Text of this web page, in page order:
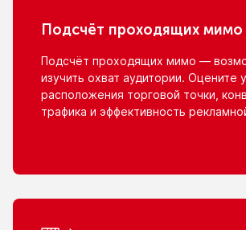
Подсчёт проходящих мимо
Подсчёт проходящих мимо —
изучить охват аудитории. Оцените
расположения торговой точки,
трафика и эффективность